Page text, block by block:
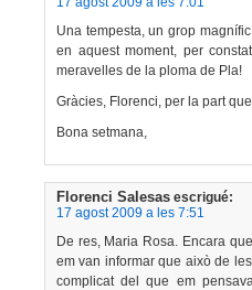
Una tempesta, un grop
en aquest moment, per
meravelles de la ploma de Pla!
Gràcies, Florenci, per la part
Bona setmana,
Florenci Salesas escrigué:
17 agost 2009 a les 7:51
De res, Maria Rosa. Encara
em van informar que això de
complicat del que em